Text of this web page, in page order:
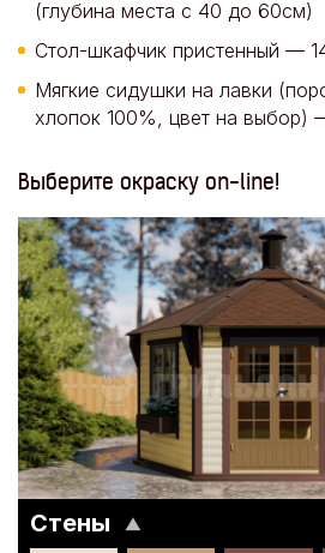
(глубина места с 40 до 60см)
Стол-шкафчик пристенный —
Мягкие сидушки на лавки
хлопок 100%, цвет на выбор)
Выберите окраску on-line!
Стены
▼